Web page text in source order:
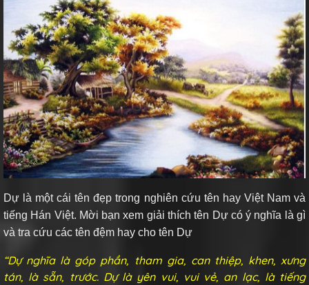
Dự là một cái tên đẹp trong nghiên cứu tên hay Việt Nam và
tiếng Hán Việt. Mời bạn xem giải thích tên Dự có ý nghĩa là gì
và tra cứu các tên đệm hay cho tên Dự
“Dự nghĩa là góp phần, tham gia, can thiệp, khen, xưng
tán, là sẵn, trước. Dự là yên vui, vui vẻ, an lạc, là tiếng